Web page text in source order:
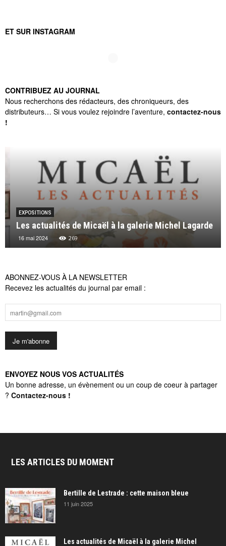
ET SUR INSTAGRAM
CONTRIBUEZ AU JOURNAL
Nous recherchons des rédacteurs, des chroniqueurs, des
distributeurs… Si vous voulez rejoindre l’aventure, contactez-nous
!
EXPOSITIONS
Les actualités de Micaël à la galerie Michel Lagarde
16 mai 2024 269
ABONNEZ-VOUS À LA NEWSLETTER
Recevez les actualités du journal par email :
ENVOYEZ NOUS VOS ACTUALITÉS
Un bonne adresse, un évènement ou un coup de coeur à partager
? Contactez-nous !
LES ARTICLES DU MOMENT
Bertille de Lestrade : cette maison bleue
11 juin 2025
Les actualités de Micaël à la galerie Michel